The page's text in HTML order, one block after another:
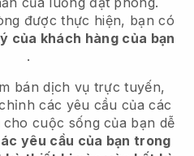
được thực hiện, bạn có
của khách hàng của bạn
.
bán dịch vụ trực tuyến,
các yêu cầu của các
cuộc sống của bạn dễ
yêu cầu của bạn trong